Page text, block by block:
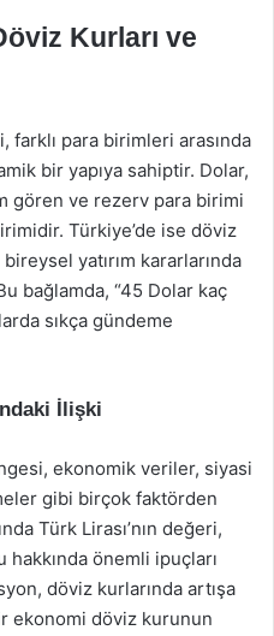
Kurları ve
para birimleri arasında
bir yapıya sahiptir. Dolar,
gören ve rezerv para birimi
Türkiye’de ise döviz
yatırım kararlarında
bağlamda, “45 Dolar kaç
sıkça gündeme
İlişki
ekonomik veriler, siyasi
gibi birçok faktörden
Türk Lirası’nın değeri,
önemli ipuçları
döviz kurlarında artışa
ekonomi döviz kurunun